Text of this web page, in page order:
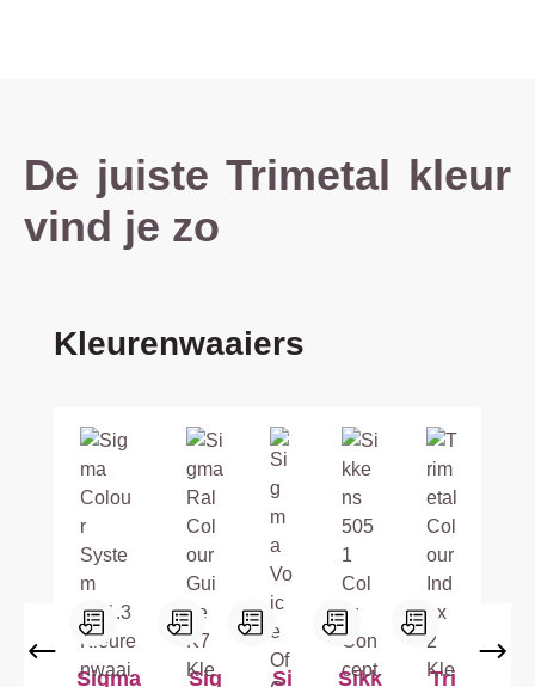
De juiste Trimetal kleur
vind je zo
Productgalerij overslaan
Kleurenwaaiers
Sigma
Sig
Si
Sikk
Tri